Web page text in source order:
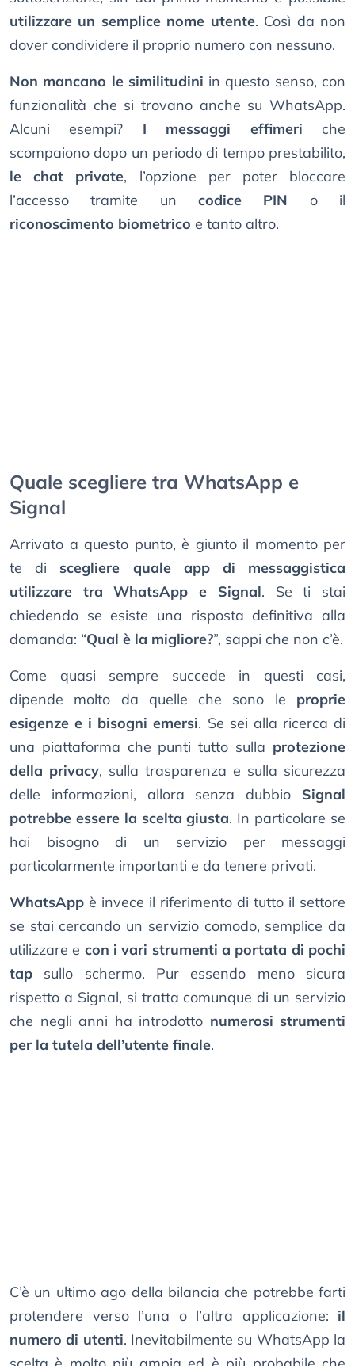
utilizzare un semplice nome utente. Così da non
dover condividere il proprio numero con nessuno.
Non mancano le similitudini in questo senso, con
funzionalità che si trovano anche su WhatsApp.
Alcuni esempi? I messaggi effimeri che
scompaiono dopo un periodo di tempo prestabilito,
le chat private, l’opzione per poter bloccare
l’accesso tramite un codice PIN o il
riconoscimento biometrico e tanto altro.
Quale scegliere tra WhatsApp e
Signal
Arrivato a questo punto, è giunto il momento per
te di scegliere quale app di messaggistica
utilizzare tra WhatsApp e Signal. Se ti stai
chiedendo se esiste una risposta definitiva alla
domanda: “Qual è la migliore?”, sappi che non c’è.
Come quasi sempre succede in questi casi,
dipende molto da quelle che sono le proprie
esigenze e i bisogni emersi. Se sei alla ricerca di
una piattaforma che punti tutto sulla protezione
della privacy, sulla trasparenza e sulla sicurezza
delle informazioni, allora senza dubbio Signal
potrebbe essere la scelta giusta. In particolare se
hai bisogno di un servizio per messaggi
particolarmente importanti e da tenere privati.
WhatsApp è invece il riferimento di tutto il settore
se stai cercando un servizio comodo, semplice da
utilizzare e con i vari strumenti a portata di pochi
tap sullo schermo. Pur essendo meno sicura
rispetto a Signal, si tratta comunque di un servizio
che negli anni ha introdotto numerosi strumenti
per la tutela dell’utente finale.
C’è un ultimo ago della bilancia che potrebbe farti
protendere verso l’una o l’altra applicazione: il
numero di utenti. Inevitabilmente su WhatsApp la